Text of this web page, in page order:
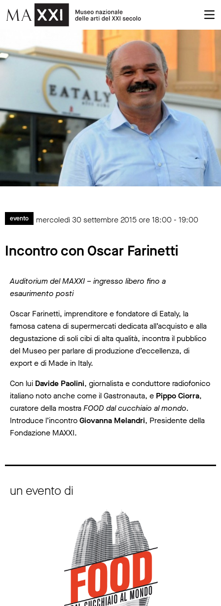
evento mercoledì 30 settembre 2015 ore 18:00 - 19:00
Incontro con Oscar Farinetti
Auditorium del MAXXI – ingresso libero fino a
esaurimento posti
Oscar Farinetti, imprenditore e fondatore di Eataly, la
famosa catena di supermercati dedicata all’acquisto e alla
degustazione di soli cibi di alta qualità, incontra il pubblico
del Museo per parlare di produzione d’eccellenza, di
export e di Made in Italy.
Con lui Davide Paolini, giornalista e conduttore radiofonico
italiano noto anche come il Gastronauta, e Pippo Ciorra,
curatore della mostraFOOD dal cucchiaio al mondo.
Introduce l’incontroGiovanna Melandri, Presidente della
Fondazione MAXXI.
un evento di